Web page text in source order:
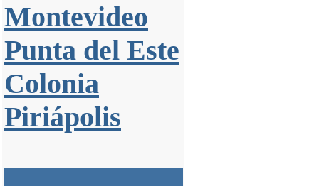
Montevideo
Punta del Este
Colonia
Piriápolis